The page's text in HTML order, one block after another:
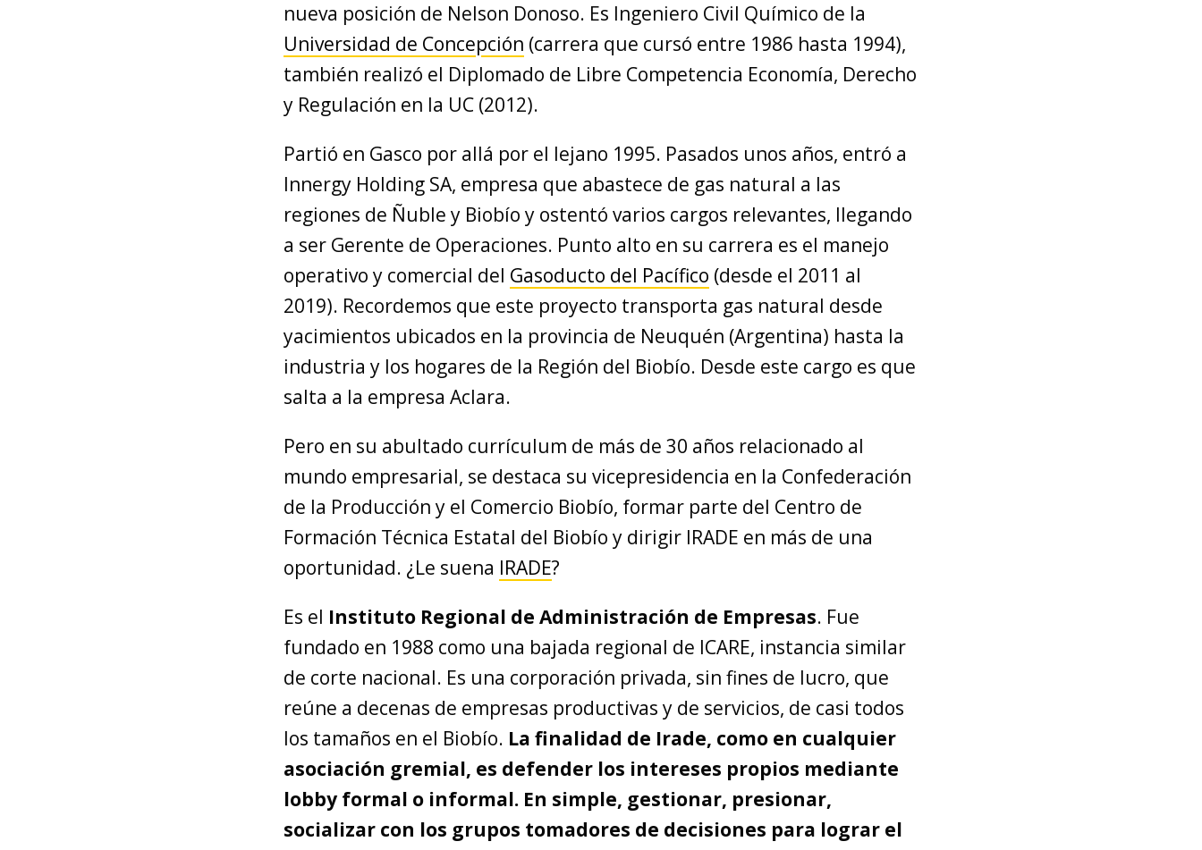
nueva posición de Nelson Donoso. Es Ingeniero Civil Químico de la
Universidad de Concepción (carrera que cursó entre 1986 hasta 1994),
también realizó el Diplomado de Libre Competencia Economía, Derecho
y Regulación en la UC (2012).
Partió en Gasco por allá por el lejano 1995. Pasados unos años, entró a
Innergy Holding SA, empresa que abastece de gas natural a las
regiones de Ñuble y Biobío y ostentó varios cargos relevantes, llegando
a ser Gerente de Operaciones. Punto alto en su carrera es el manejo
operativo y comercial del Gasoducto del Pacífico (desde el 2011 al
2019). Recordemos que este proyecto transporta gas natural desde
yacimientos ubicados en la provincia de Neuquén (Argentina) hasta la
industria y los hogares de la Región del Biobío. Desde este cargo es que
salta a la empresa Aclara.
Pero en su abultado currículum de más de 30 años relacionado al
mundo empresarial, se destaca su vicepresidencia en la Confederación
de la Producción y el Comercio Biobío, formar parte del Centro de
Formación Técnica Estatal del Biobío y dirigir IRADE en más de una
oportunidad. ¿Le suena IRADE?
Es el Instituto Regional de Administración de Empresas. Fue
fundado en 1988 como una bajada regional de ICARE, instancia similar
de corte nacional. Es una corporación privada, sin fines de lucro, que
reúne a decenas de empresas productivas y de servicios, de casi todos
los tamaños en el Biobío. La finalidad de Irade, como en cualquier
asociación gremial, es defender los intereses propios mediante
lobby formal o informal. En simple, gestionar, presionar,
socializar con los grupos tomadores de decisiones para lograr el